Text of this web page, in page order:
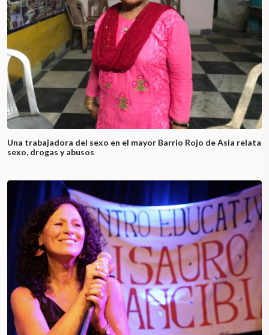
Una trabajadora del sexo en el mayor Barrio Rojo de Asia relata
sexo, drogas y abusos